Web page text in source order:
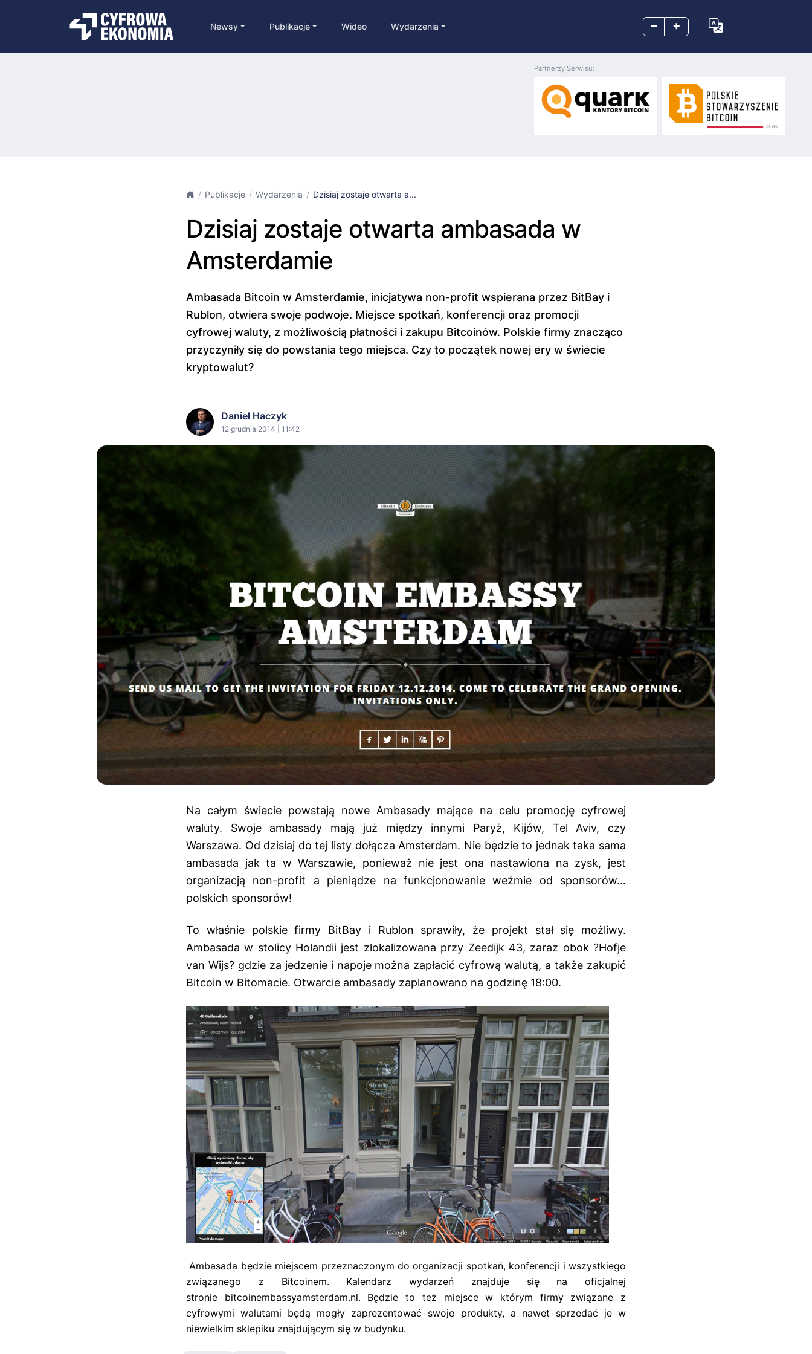
– +
Newsy Publikacje Wideo Wydarzenia
Partnerzy Serwisu:
Publikacje Wydarzenia Dzisiaj zostaje otwarta a...
Dzisiaj zostaje otwarta ambasada w
Amsterdamie
Ambasada Bitcoin w Amsterdamie, inicjatywa non-profit wspierana przez BitBay i
Rublon, otwiera swoje podwoje. Miejsce spotkań, konferencji oraz promocji
cyfrowej waluty, z możliwością płatności i zakupu Bitcoinów. Polskie firmy znacząco
przyczyniły się do powstania tego miejsca. Czy to początek nowej ery w świecie
kryptowalut?
Daniel Haczyk
12 grudnia 2014 | 11:42
Na całym świecie powstają nowe Ambasady mające na celu promocję cyfrowej
waluty. Swoje ambasady mają już między innymi Paryż, Kijów, Tel Aviv, czy
Warszawa. Od dzisiaj do tej listy dołącza Amsterdam. Nie będzie to jednak taka sama
ambasada jak ta w Warszawie, ponieważ nie jest ona nastawiona na zysk, jest
organizacją non-profit a pieniądze na funkcjonowanie weźmie od sponsorów…
polskich sponsorów!
To właśnie polskie firmy BitBay i Rublon sprawiły, że projekt stał się możliwy.
Ambasada w stolicy Holandii jest zlokalizowana przy Zeedijk 43, zaraz obok ?Hofje
van Wijs? gdzie za jedzenie i napoje można zapłacić cyfrową walutą, a także zakupić
Bitcoin w Bitomacie. Otwarcie ambasady zaplanowano na godzinę 18:00.
Ambasada będzie miejscem przeznaczonym do organizacji spotkań, konferencji i wszystkiego
związanego z Bitcoinem. Kalendarz wydarzeń znajduje się na oficjalnej
stronie bitcoinembassyamsterdam.nl. Będzie to też miejsce w którym firmy związane z
cyfrowymi walutami będą mogły zaprezentować swoje produkty, a nawet sprzedać je w
niewielkim sklepiku znajdującym się w budynku.